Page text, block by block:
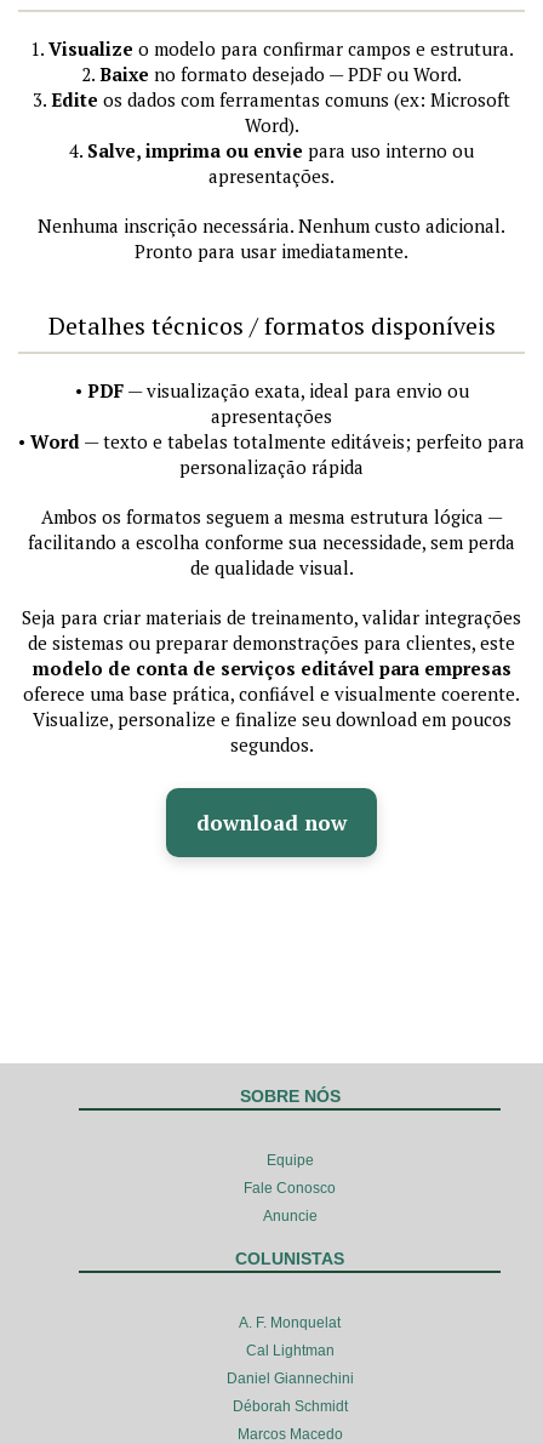
1. Visualize o modelo para confirmar campos e estrutura.
2. Baixe no formato desejado — PDF ou Word.
3. Edite os dados com ferramentas comuns (ex: Microsoft
Word).
4. Salve, imprima ou envie para uso interno ou
apresentações.
Nenhuma inscrição necessária. Nenhum custo adicional.
Pronto para usar imediatamente.
Detalhes técnicos / formatos disponíveis
• PDF— visualização exata, ideal para envio ou
apresentações
• Word — texto e tabelas totalmente editáveis; perfeito para
personalização rápida
Ambos os formatos seguem a mesma estrutura lógica —
facilitando a escolha conforme sua necessidade, sem perda
de qualidade visual.
Seja para criar materiais de treinamento, validar integrações
de sistemas ou preparar demonstrações para clientes, este
modelo de conta de serviços editável para empresas
oferece uma base prática, confiável e visualmente coerente.
Visualize, personalize e finalize seu download em poucos
segundos.
download now
SOBRE NÓS
Equipe
Fale Conosco
Anuncie
COLUNISTAS
A. F. Monquelat
Cal Lightman
Daniel Giannechini
Déborah Schmidt
Marcos Macedo